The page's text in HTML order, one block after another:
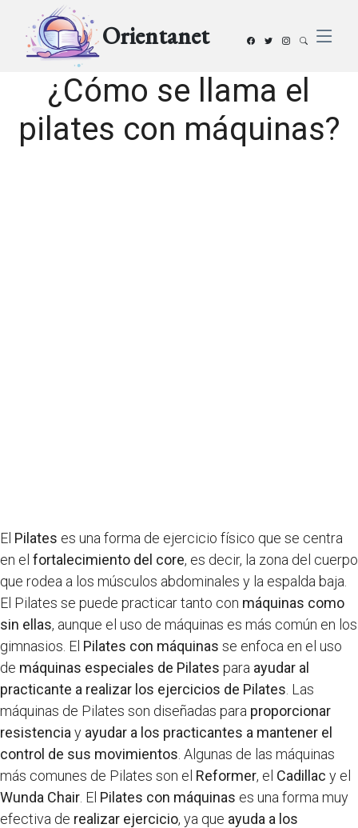
Orientanet
¿Cómo se llama el
pilates con máquinas?
El Pilates es una forma de ejercicio físico que se centra
en el fortalecimiento del core, es decir, la zona del cuerpo
que rodea a los músculos abdominales y la espalda baja.
El Pilates se puede practicar tanto con máquinas como
sin ellas, aunque el uso de máquinas es más común en los
gimnasios. El Pilates con máquinas se enfoca en el uso
de máquinas especiales de Pilates para ayudar al
practicante a realizar los ejercicios de Pilates . Las
máquinas de Pilates son diseñadas para proporcionar
resistencia y ayudar a los practicantes a mantener el
control de sus movimientos . Algunas de las máquinas
más comunes de Pilates son el Reformer, el Cadillac y el
Wunda Chair . El Pilates con máquinas es una forma muy
efectiva de realizar ejercicio, ya que ayuda a los